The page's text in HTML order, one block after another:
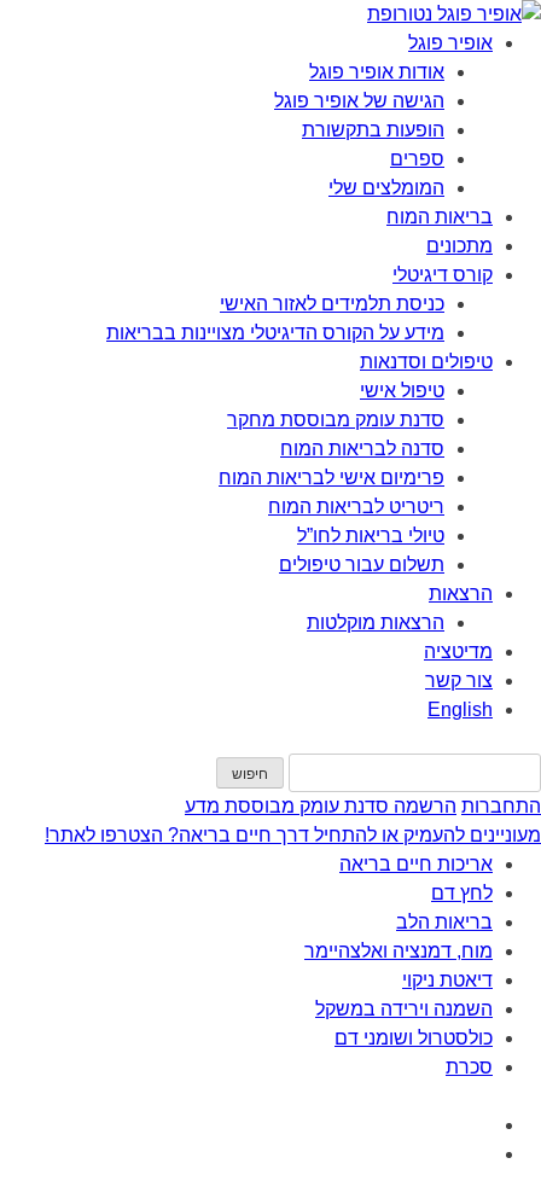
אופיר פוגל
אודות אופיר פוגל
הגישה של אופיר פוגל
הופעות בתקשורת
ספרים
המומלצים שלי
בריאות המוח
מתכונים
קורס דיגיטלי
כניסת תלמידים לאזור האישי
מידע על הקורס הדיגיטלי מצויינות בבריאות
טיפולים וסדנאות
טיפול אישי
סדנת עומק מבוססת מחקר
סדנה לבריאות המוח
פרימיום אישי לבריאות המוח
ריטריט לבריאות המוח
טיולי בריאות לחו”ל
תשלום עבור טיפולים
הרצאות
הרצאות מוקלטות
מדיטציה
צור קשר
English
התחברות הרשמה סדנת עומק מבוססת מדע
מעוניינים להעמיק או להתחיל דרך חיים בריאה? הצטרפו לאתר!
אריכות חיים בריאה
לחץ דם
בריאות הלב
מוח, דמנציה ואלצהיימר
דיאטת ניקוי
השמנה וירידה במשקל
כולסטרול ושומני דם
סכרת